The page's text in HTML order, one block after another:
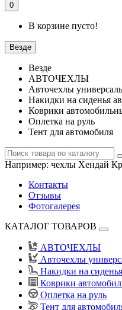
0
В корзине пусто!
Везде
Везде
АВТОЧЕХЛЫ
Авточехлы
Накидки на сиденья
Коврики
Оплетка на руль
Тент для автомобиля
Например: чехлы Хендай
Контакты
Отзывы
Фотогалерея
КАТАЛОГ ТОВАРОВ
АВТОЧЕХЛЫ
Авточехлы
Накидки на
Коврики
Оплетка на руль
Тент для